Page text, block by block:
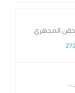
سونار رباعي
لمتابعة
و شد تضيق
المجهري
...